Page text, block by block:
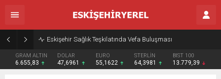
Eskişehir Sağlık Teşkilatında Vefa Buluşması
GRAM ALTIN
6.655,83
DOLAR
47,6961
EURO
55,1622
STERLİN
64,3981
BIST 100
13.779,39